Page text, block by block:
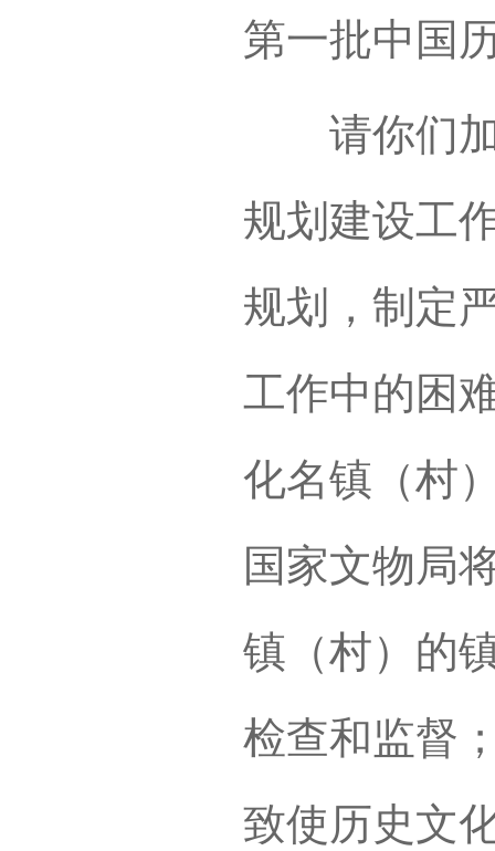
第一批中国
请你们加
规划建设工
规划，制定
工作中的困
化名镇（村
国家文物局
镇（村）的
检查和监督
致使历史文